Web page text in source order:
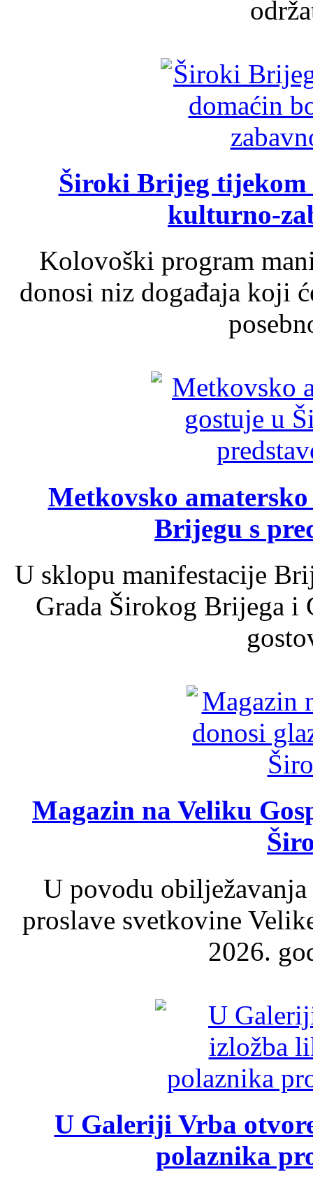
Široki Brijeg tijekom
kulturno-
Kolovoški program
donosi niz događaja koji
Metkovsko
Brijegu s
U sklopu manifestacije
Grada Širokog Brijega
Magazin na Veliku
U povodu
proslave svetkovine
2026.
U Galeriji Vrba
polaznika